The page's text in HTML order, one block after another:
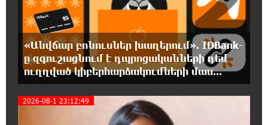
0:20:46 6-08-2026
Իրազեկում․ գործարկվելու է էլեկտրական
շչակ
0:03:57 6-08-2026
37 թիվն է. վաղը զանգը հնչելու է նույնիսկ
կատակ անողների համար. Մենուա
Սողոմոնյան
«Անվճար բոնուսներ խաղերում». IDBank-
ը զգուշացնում է դպրոցականների դեմ
ուղղված կիբերհարձակումների մաս...
2026-08-1 23:12:49